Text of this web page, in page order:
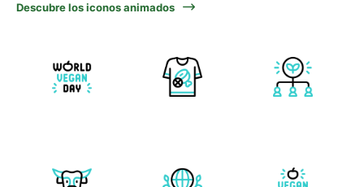
Descubre los iconos animados